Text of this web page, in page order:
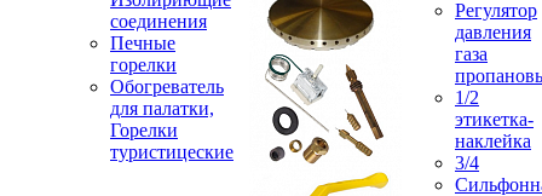
соединения
Печные
горелки
Обогреватель
для палатки,
Горелки
туристицеские
Регулятор
давления
газа
1/2
этикетка-
наклейка
3/4